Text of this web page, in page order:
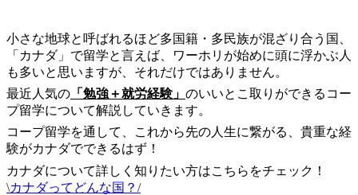
小さな地球と呼ばれるほど多国籍・多民族が混ざり合う国、
「カナダ」で留学と言えば、ワーホリが始めに頭に浮かぶ人
も多いと思いますが、それだけではありません。
最近人気の 「勉強＋就労経験」 のいいとこ取りができるコー
プ留学について解説していきます。
コープ留学を通して、これから先の人生に繋がる、貴重な経
験がカナダでできるはず！
カナダについて詳しく知りたい方はこちらをチェック！
\カナダってどんな国？/